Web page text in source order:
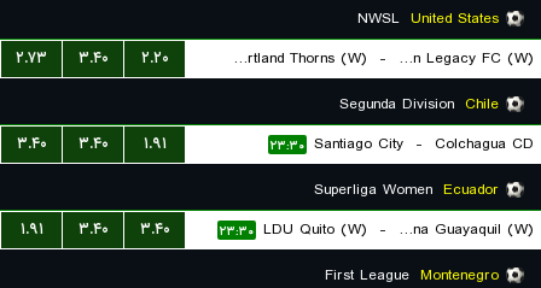
United States
Boston Legacy FC (W)
-
Portland Thorns (W)
۲۳:۳۰
۲.۲۰ ۳.۴۰
۲.۷۳
Chile
Colchagua CD
-
Santiago City ۲۳:۳۰ ۱.۹۱ ۳.۴۰
۳.۴۰
Ecuador
Barcelona Guayaquil (W)
-
LDU Quito (W) ۲۳:۳۰ ۳.۴۰ ۳.۴۰
۱.۹۱
Montenegro